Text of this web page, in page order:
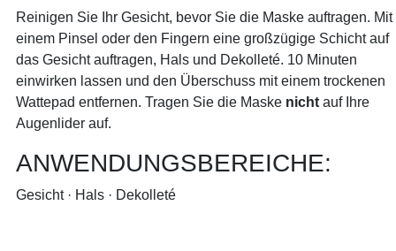
Reinigen Sie Ihr Gesicht, bevor Sie die Maske auftragen. Mit
einem Pinsel oder den Fingern eine großzügige Schicht auf
das Gesicht auftragen, Hals und Dekolleté. 10 Minuten
einwirken lassen und den Überschuss mit einem trockenen
Wattepad entfernen. Tragen Sie die Maske nicht auf Ihre
Augenlider auf.
ANWENDUNGSBEREICHE:
Gesicht · Hals · Dekolleté